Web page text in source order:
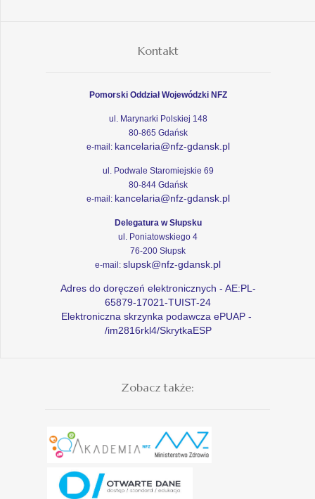
Kontakt
Pomorski Oddział Wojewódzki NFZ
ul. Marynarki Polskiej 148
80-865 Gdańsk
e-mail: kancelaria@nfz-gdansk.pl
ul. Podwale Staromiejskie 69
80-844 Gdańsk
e-mail: kancelaria@nfz-gdansk.pl
Delegatura w Słupsku
ul. Poniatowskiego 4
76-200 Słupsk
e-mail: slupsk@nfz-gdansk.pl
Adres do doręczeń elektronicznych - AE:PL-
65879-17021-TUIST-24
Elektroniczna skrzynka podawcza ePUAP -
/im2816rkl4/SkrytkaESP
Zobacz także: